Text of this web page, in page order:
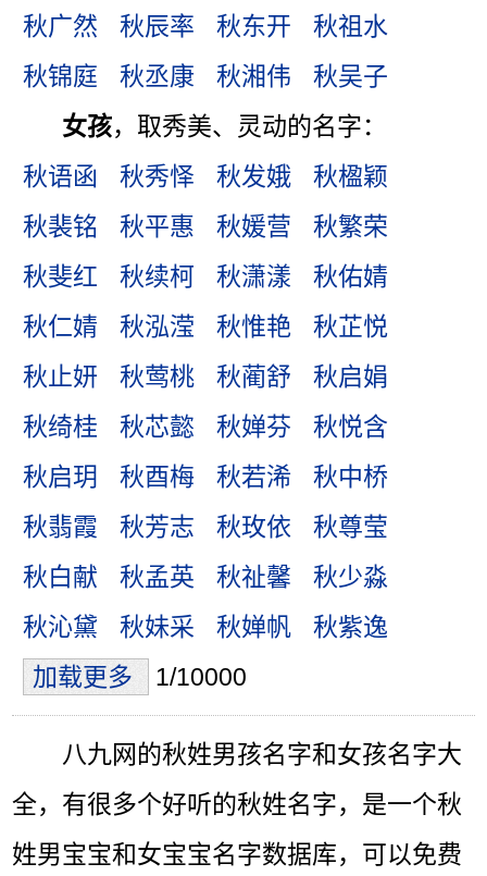
秋广然
秋辰率 秋东开
秋祖水
秋锦庭
秋丞康 秋湘伟
秋吴子
女孩，取秀美、灵动的名字：
秋语函
秋秀怿 秋发娥
秋楹颖
秋裴铭
秋平惠 秋媛营
秋繁荣
秋斐红
秋续柯 秋潇漾
秋佑婧
秋仁婧
秋泓滢 秋惟艳
秋芷悦
秋止妍
秋莺桃 秋蔺舒
秋启娟
秋绮桂
秋芯懿 秋婵芬
秋悦含
秋启玥
秋酉梅 秋若浠
秋中桥
秋翡霞
秋芳志 秋玫依
秋尊莹
秋白献
秋孟英 秋祉馨
秋少淼
秋沁黛
秋妹采 秋婵帆
秋紫逸
加载更多
1/10000
八九网的秋姓男孩名字和女孩名字大
全，有很多个好听的秋姓名字，是一个秋
姓男宝宝和女宝宝名字数据库，可以免费